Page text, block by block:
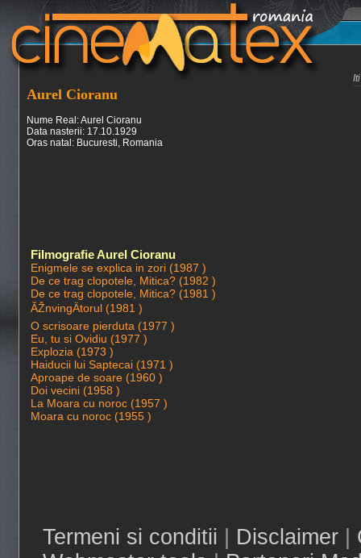
Aurel Cioranu
Nume Real: Aurel Cioranu
Data nasterii: 17.10.1929
Oras natal: Bucuresti, Romania
Filmografie Aurel Cioranu
Enigmele se explica in zori (1987 )
De ce trag clopotele, Mitica? (1982 )
De ce trag clopotele, Mitica? (1981 )
ĂŽnvingÄtorul (1981 )
O scrisoare pierduta (1977 )
Eu, tu si Ovidiu (1977 )
Explozia (1973 )
Haiducii lui Saptecai (1971 )
Aproape de soare (1960 )
Doi vecini (1958 )
La Moara cu noroc (1957 )
Moara cu noroc (1955 )
Termeni si conditii Disclaimer